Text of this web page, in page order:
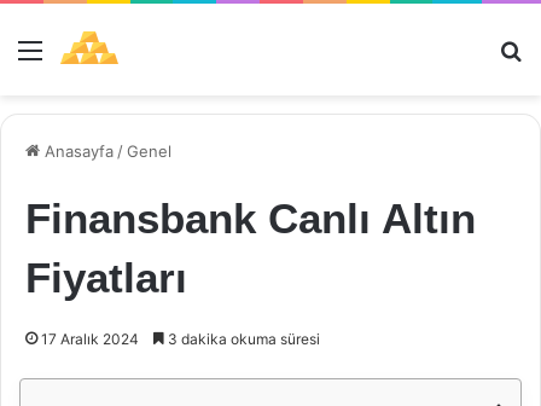
Menü
Anasayfa /Genel
Finansbank Canlı Altın
Fiyatları
17 Aralık 2024 3 dakika okuma süresi